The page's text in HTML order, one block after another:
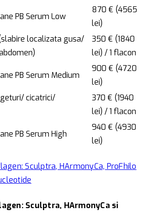
PB Serum Low
870 € (4565
lei)
localizata gusa/
350 € (1840
lei) / 1 flacon
PB Serum Medium
900 € (4720
lei)
cicatrici/
370 € (1940
lei) / 1 flacon
PB Serum High
940 € (4930
lei)
Sculptra, HArmonyCa, ProFhilo
Sculptra, HArmonyCa si